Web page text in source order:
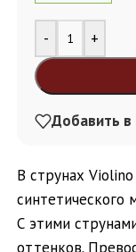
- +
Alternative:
Добавить в
В струнах
синтетического
С этими
оттенков.